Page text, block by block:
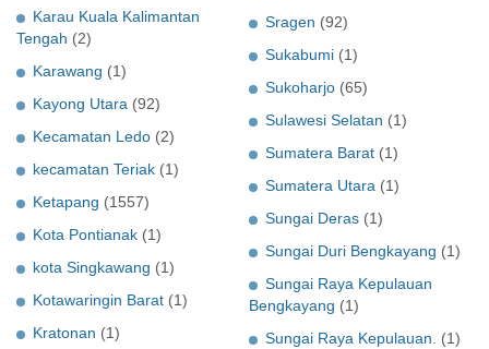
Karau Kuala Kalimantan
Tengah (2)
Karawang (1)
Kayong Utara (92)
Kecamatan Ledo (2)
kecamatan Teriak (1)
Ketapang (1557)
Kota Pontianak (1)
kota Singkawang (1)
Kotawaringin Barat (1)
Kratonan (1)
Sragen (92)
Sukabumi (1)
Sukoharjo (65)
Sulawesi Selatan (1)
Sumatera Barat (1)
Sumatera Utara (1)
Sungai Deras (1)
Sungai Duri Bengkayang (1)
Sungai Raya Kepulauan
Bengkayang (1)
Sungai Raya Kepulauan. (1)